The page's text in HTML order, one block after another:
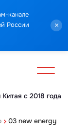
канале
России
×
с 2018 года
03 new energy